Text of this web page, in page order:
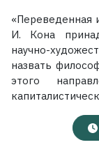
«Переведенная
И. Кона
научно-
назвать
этого